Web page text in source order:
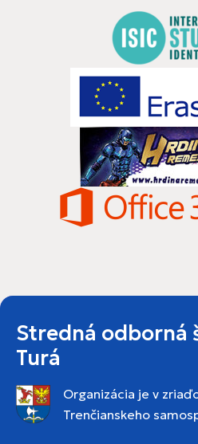
Stredná odborná
Turá
Organizácia je v
Trenčianskeho